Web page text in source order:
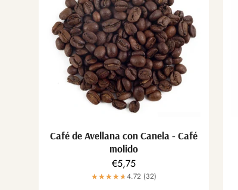
Café de Avellana con Canela - Café
molido
Precio
regular
€5,75
4.72 (32)